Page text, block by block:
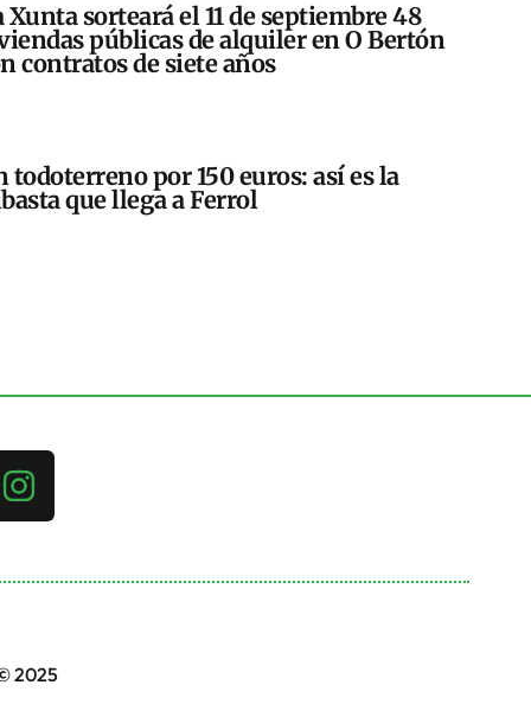
Xunta sorteará el 11 de septiembre 48
públicas de alquiler en O Bertón
contratos de siete años
todoterreno por 150 euros: así es la
que llega a Ferrol
2025